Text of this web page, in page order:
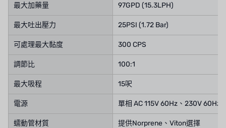
最大加藥量 97GPD (15.3LPH)
最大吐出壓力 25PSI (1.72 Bar)
可處理最大黏度 300 CPS
調節比 100:1
最大吸程 15呎
電源 單相 AC 115V 60Hz、230V 60Hz
蠕動管材質 提供Norprene、Viton選擇